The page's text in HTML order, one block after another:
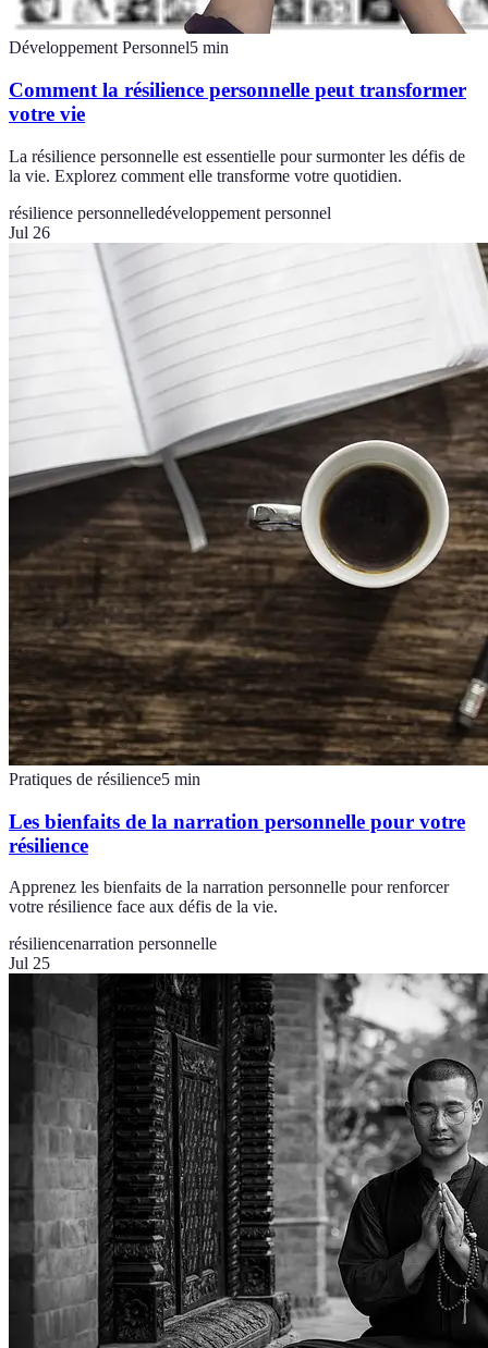
Développement Personnel5 min
Comment la résilience personnelle peut transformer
votre vie
La résilience personnelle est essentielle pour surmonter les défis de
la vie. Explorez comment elle transforme votre quotidien.
résilience personnelledéveloppement personnel
Jul 26
Pratiques de résilience5 min
Les bienfaits de la narration personnelle pour votre
résilience
Apprenez les bienfaits de la narration personnelle pour renforcer
votre résilience face aux défis de la vie.
résiliencenarration personnelle
Jul 25